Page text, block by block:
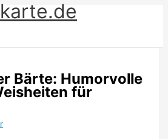
Bärte: Humorvolle
für